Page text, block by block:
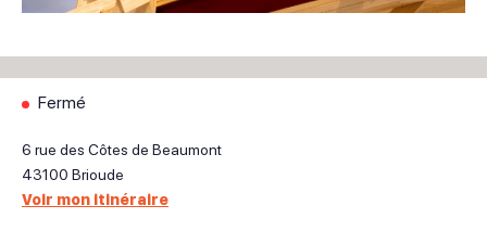
Fermé
6 rue des Côtes de Beaumont
43100 Brioude
Voir mon itinéraire